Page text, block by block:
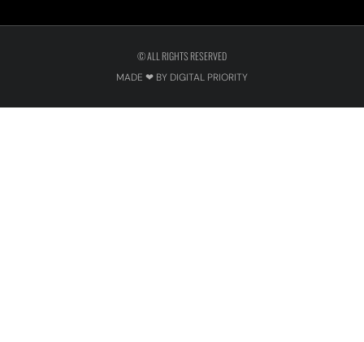
© ALL RIGHTS RESERVED
MADE ❤ BY DIGITAL PRIORITY